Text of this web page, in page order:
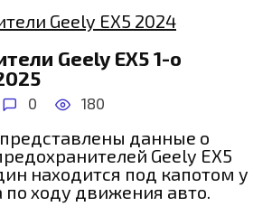
Geely EX5 1-о
0 180
данные о
Geely EX5
находится под капотом у
по ходу движения авто.